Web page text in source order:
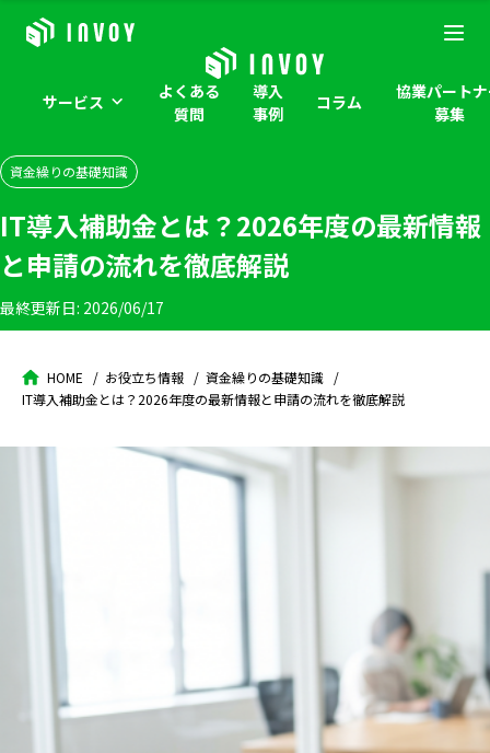
サービス
よくある
質問
導入
事例
コラム
協業パート
募集
資金繰りの基礎知識
IT導入補助金とは？2026年度の最新情報
と申請の流れを徹底解説
最終更新日: 2026/06/17
HOME お役立ち情報
資金繰りの基礎知識
IT導入補助金とは？2026年度の最新情報と申請の流れを徹底解説